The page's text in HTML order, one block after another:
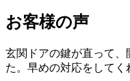
お客様の声
玄関ドアの鍵が直って、
た。早めの対応をしてく